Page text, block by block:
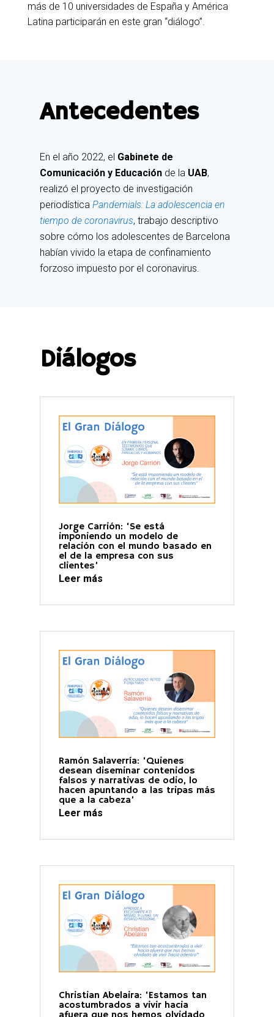
más de 10 universidades de España y América
Latina participarán en este gran “diálogo”.
Antecedentes
En el año 2022, el Gabinete de
Comunicación y Educaciónde la UAB,
realizó el proyecto de investigación
periodística Pandemials: La adolescencia en
tiempo de coronavirus, trabajo descriptivo
sobre cómo los adolescentes de Barcelona
habían vivido la etapa de confinamiento
forzoso impuesto por el coronavirus.
Diálogos
Jorge Carrión: ‘Se está
imponiendo un modelo de
relación con el mundo basado en
el de la empresa con sus
clientes’
Leer más
Ramón Salaverría: ‘Quienes
desean diseminar contenidos
falsos y narrativas de odio, lo
hacen apuntando a las tripas más
que a la cabeza’
Leer más
Christian Abelaira: ‘Estamos tan
acostumbrados a vivir hacia